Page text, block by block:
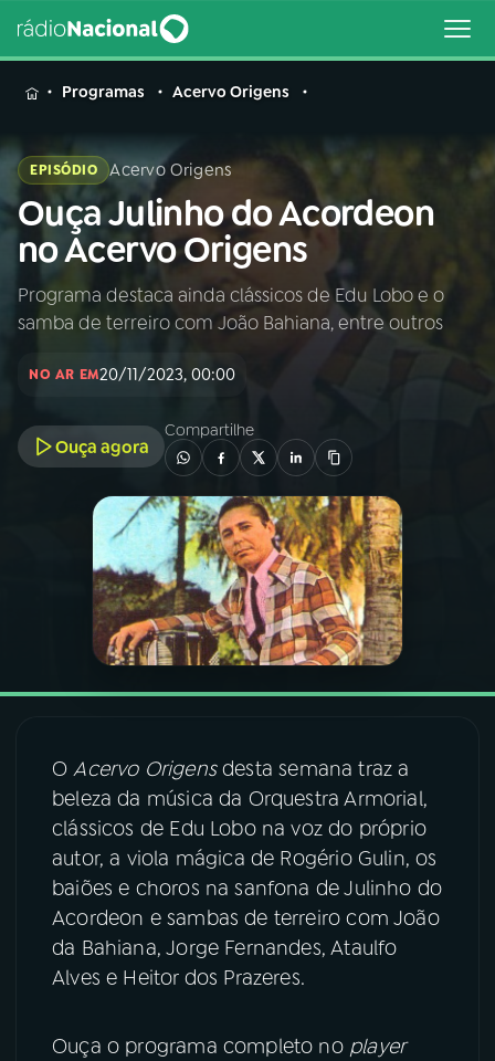
MENU
Buscar
na
Rádio
Nacional
Buscar
AO VIVO
PROGRAMAÇÃO
PROGRAMAS
05PODCASTS
06 VIDEOCASTS
07ÚLTIMAS
08FESTIVAL DE MÚSICA
ACOMPANHE A RÁDIO NACIONAL
Programas Acervo Origens
EPISÓDIO Acervo Origens
Ouça Julinho do Acordeon
no Acervo Origens
Programa destaca ainda clássicos de Edu Lobo e o
samba de terreiro com João Bahiana, entre outros
NO AR EM20/11/2023, 00:00
Ouça agora
Compartilhe
OAcervo Origensdesta semana traz a
beleza da música da Orquestra Armorial,
clássicos de Edu Lobo na voz do próprio
autor, a viola mágica de Rogério Gulin, os
baiões e choros na sanfona de Julinho do
Acordeon e sambas de terreiro com João
da Bahiana, Jorge Fernandes, Ataulfo
Alves e Heitor dos Prazeres.
Ouça o programa completo no player